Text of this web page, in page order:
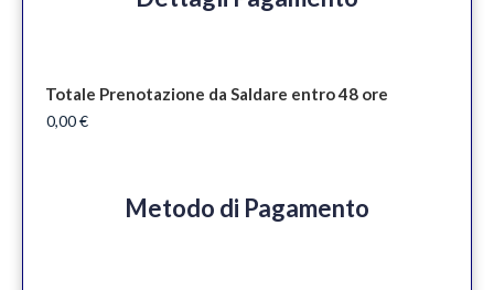
Totale Prenotazione da Saldare entro 48 ore
Metodo di Pagamento